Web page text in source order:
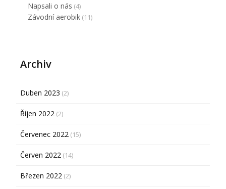
Napsali o nás (4)
Závodní aerobik (11)
Archiv
Duben 2023 (2)
Říjen 2022 (2)
Červenec 2022 (15)
Červen 2022 (14)
Březen 2022 (2)